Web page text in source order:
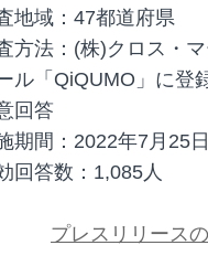
地域：47都道府県
方法：(株)クロス・
ル「QiQUMO」に登
回答
期間：2022年7月25
回答数：1,085人
プレスリリース